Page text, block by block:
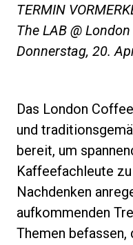
TERMIN
The LAB @
Donnerstag, 20.
Das London
und
bereit, um
Kaffeefachleute
Nachdenken
aufkommenden
Themen
Nachhaltigkeit
Kontaktieren